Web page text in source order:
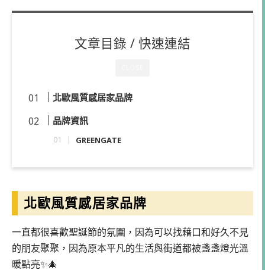
文章目錄 / 快速連結
北歐風質感居家品牌
品牌資訊
GREENGATE
北歐風質感居家品牌
一直都很喜歡聖誕節的氛圍，因為可以找藉口和好久不見
的朋友聚聚，因為原本平凡的生活與街道都被盞盞燈光溫
暖點亮✨🎄